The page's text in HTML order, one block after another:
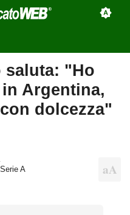
saluta: "Ho
Argentina,
dolcezza"
Serie A